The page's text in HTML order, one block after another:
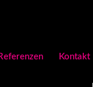
Referenzen Kontakt